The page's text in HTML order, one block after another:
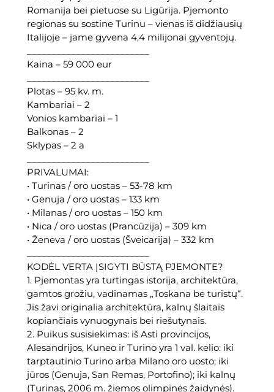
P
j
e
u
o
d
a
m
s
9
5
k
v
.
m
.
n
a
Romanija bei pietuose su Ligūrija. Pjemonto
regionas su sostine Turinu – vienas iš didžiausių
Italijoje – jame gyvena 4,4 milijonai gyventojų.
Kaina – 59 000 eur
Plotas – 95 kv. m.
Kambariai – 2
Vonios kambariai – 1
Balkonas – 2
Sklypas – 2 a
PRIVALUMAI:
• Turinas / oro uostas – 53-78 km
• Genuja / oro uostas – 133 km
• Milanas / oro uostas – 150 km
• Nica / oro uostas (Prancūzija) – 309 km
• Ženeva / oro uostas (Šveicarija) – 332 km
KODĖL VERTA ĮSIGYTI BŪSTĄ PJEMONTE?
1. Pjemontas yra turtingas istorija, architektūra,
gamtos grožiu, vadinamas „Toskana be turistų“.
Jis žavi originalia architektūra, kalnų šlaitais
kopiančiais vynuogynais bei riešutynais.
2. Puikus susisiekimas: iš Asti provincijos,
Alesandrijos, Kuneo ir Turino yra 1 val. kelio: iki
tarptautinio Turino arba Milano oro uosto; iki
jūros (Genuja, San Remas, Portofino); iki kalnų
(Turinas, 2006 m. žiemos olimpinės žaidynės).